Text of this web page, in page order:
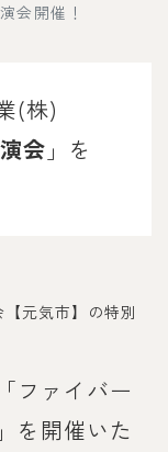
会開催！
(株)
会 」を
元気市】の特別
ファイバー
を開催いた